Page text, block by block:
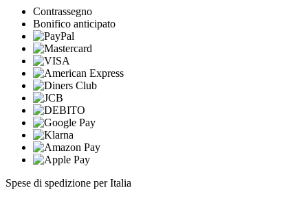
Contrassegno
Bonifico anticipato
Spese di spedizione per Italia